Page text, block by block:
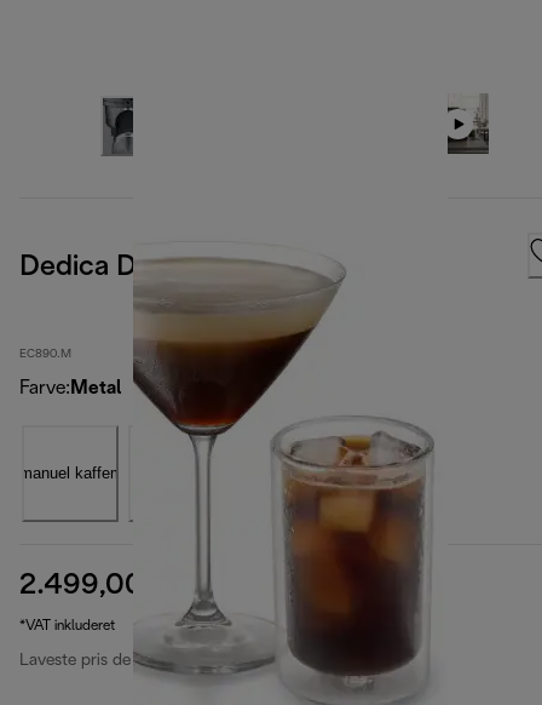
Dedica Duo
EC890.M
Farve: Metal
2.499,00 kr. 2.999,00 kr.
*VAT inkluderet
Laveste pris de sidste 30 dage 2.899,00 kr.